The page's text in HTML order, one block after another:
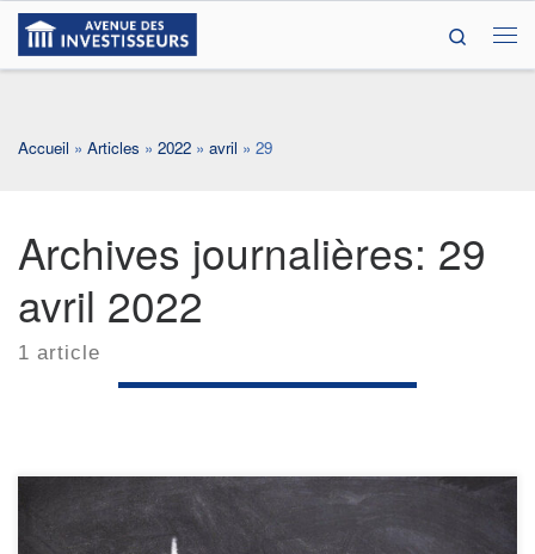
Passer au contenu
Search
Accueil » Articles » 2022 » avril » 29
Archives journalières: 29
avril 2022
1 article